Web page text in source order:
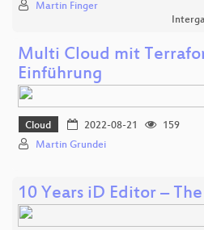
Martin Finger
Multi Cloud mit
Einführung
Cloud 2022-08-21
159
Martin Grundei
10 Years iD Editor –